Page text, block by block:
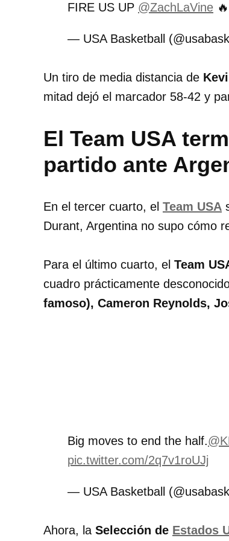
FIRE US UP @ZachLaVine 🔥
— USA Basketball
Un tiro de media distancia de
mitad dejó el marcador 58-42 y
El Team USA
partido ante
En el tercer cuarto, el Team USA
Durant, Argentina no supo cómo
Para el último cuarto, el Team
cuadro prácticamente
famoso), Cameron Reynolds,
Big moves to end the half.
pic.twitter.com/2q7v1roUJj
— USA Basketball
Ahora, la Selección de Estados